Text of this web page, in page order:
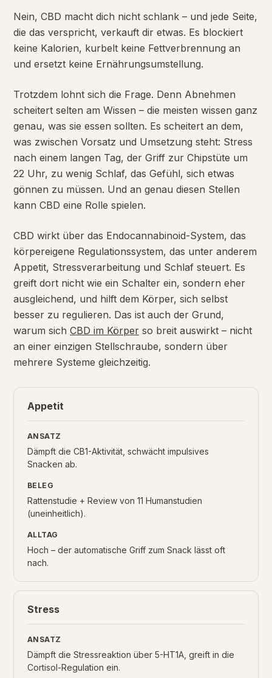
Nein, CBD macht dich nicht schlank – und jede Seite,
die das verspricht, verkauft dir etwas. Es blockiert
keine Kalorien, kurbelt keine Fettverbrennung an
und ersetzt keine Ernährungsumstellung.
Trotzdem lohnt sich die Frage. Denn Abnehmen
scheitert selten am Wissen – die meisten wissen ganz
genau, was sie essen sollten. Es scheitert an dem,
was zwischen Vorsatz und Umsetzung steht: Stress
nach einem langen Tag, der Griff zur Chipstüte um
22 Uhr, zu wenig Schlaf, das Gefühl, sich etwas
gönnen zu müssen. Und an genau diesen Stellen
kann CBD eine Rolle spielen.
CBD wirkt über das Endocannabinoid-System, das
körpereigene Regulationssystem, das unter anderem
Appetit, Stressverarbeitung und Schlaf steuert. Es
greift dort nicht wie ein Schalter ein, sondern eher
ausgleichend, und hilft dem Körper, sich selbst
besser zu regulieren. Das ist auch der Grund,
warum sich CBD im Körper so breit auswirkt – nicht
an einer einzigen Stellschraube, sondern über
mehrere Systeme gleichzeitig.
Appetit
Dämpft die CB1-Aktivität, schwächt impulsives
Snacken ab.
Rattenstudie + Review von 11 Humanstudien
(uneinheitlich).
Hoch – der automatische Griff zum Snack lässt oft
nach.
Stress
Dämpft die Stressreaktion über 5-HT1A, greift in die
Cortisol-Regulation ein.